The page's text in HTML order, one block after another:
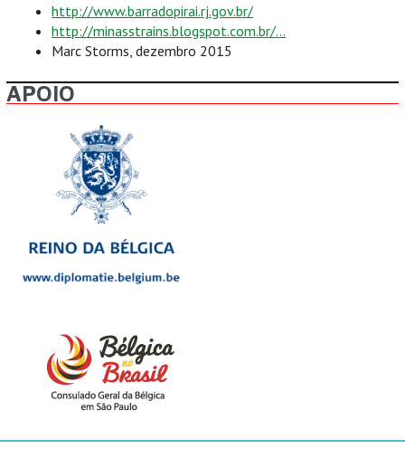
http://www.barradopirai.rj.gov.br/
http://minasstrains.blogspot.com.br/...
Marc Storms, dezembro 2015
APOIO